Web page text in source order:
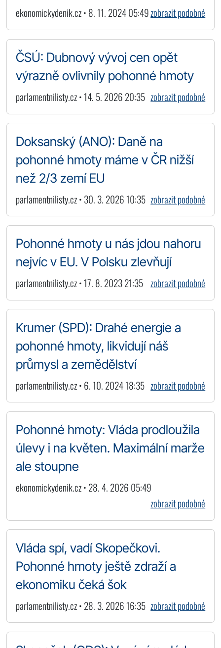
ekonomickydenik.cz • 8. 11. 2024 05:49zobrazit podobné
ČSÚ: Dubnový vývoj cen opět
výrazně ovlivnily pohonné hmoty
parlamentnilisty.cz • 14. 5. 2026 20:35 zobrazit podobné
Doksanský (ANO): Daně na
pohonné hmoty máme v ČR nižší
než 2/3 zemí EU
parlamentnilisty.cz • 30. 3. 2026 10:35 zobrazit podobné
Pohonné hmoty u nás jdou nahoru
nejvíc v EU. V Polsku zlevňují
parlamentnilisty.cz • 17. 8. 2023 21:35 zobrazit podobné
Krumer (SPD): Drahé energie a
pohonné hmoty, likvidují náš
průmysl a zemědělství
parlamentnilisty.cz • 6. 10. 2024 18:35 zobrazit podobné
Pohonné hmoty: Vláda prodloužila
úlevy i na květen. Maximální marže
ale stoupne
ekonomickydenik.cz • 28. 4. 2026 05:49
zobrazit podobné
Vláda spí, vadí Skopečkovi.
Pohonné hmoty ještě zdraží a
ekonomiku čeká šok
parlamentnilisty.cz • 28. 3. 2026 16:35 zobrazit podobné